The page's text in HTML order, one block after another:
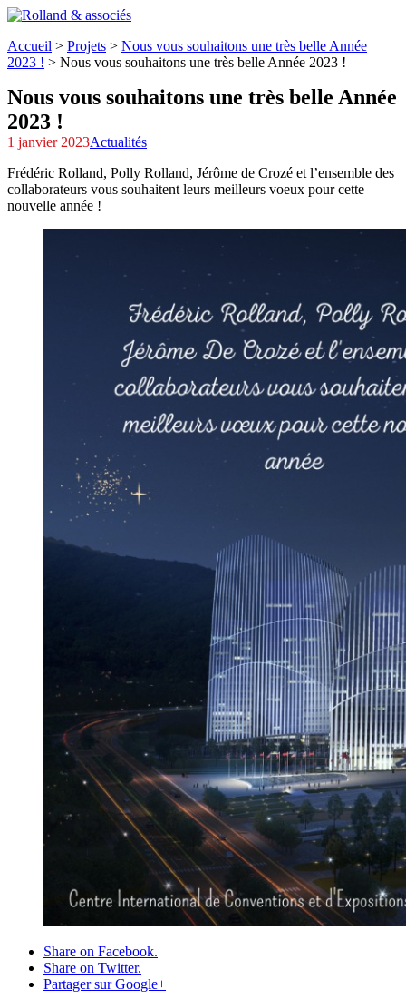
Accueil > Projets > Nous vous souhaitons une très belle Année
2023 ! > Nous vous souhaitons une très belle Année 2023 !
Nous vous souhaitons une très belle Année
2023 !
1 janvier 2023Actualités
Frédéric Rolland, Polly Rolland, Jérôme de Crozé et l’ensemble des
collaborateurs vous souhaitent leurs meilleurs voeux pour cette
nouvelle année !
Share on Facebook.
Share on Twitter.
Partager sur Google+